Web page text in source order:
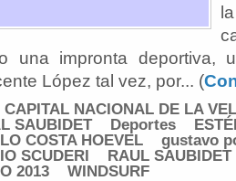
una impronta deportiva,
López tal vez, por... (
CAPITAL NACIONAL DE LA
SAUBIDET Deportes
COSTA HOEVEL
gustavo
SCUDERI
RAUL SAUBIDET
2013 WINDSURF